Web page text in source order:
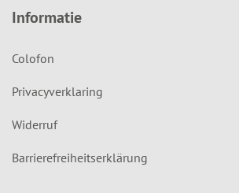
Informatie
Colofon
Privacyverklaring
Widerruf
Barrierefreiheitserklärung